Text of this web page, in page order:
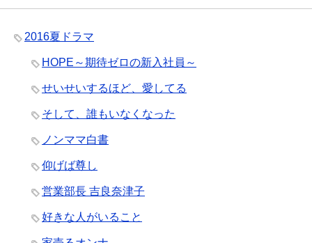
2016夏ドラマ
HOPE～期待ゼロの新入社員～
せいせいするほど、愛してる
そして、誰もいなくなった
ノンママ白書
仰げば尊し
営業部長 吉良奈津子
好きな人がいること